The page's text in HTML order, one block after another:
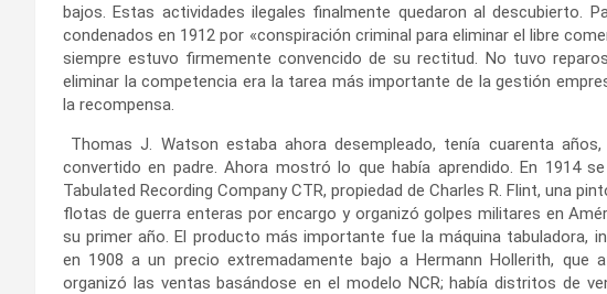
bajos. Estas actividades ilegales finalmente quedaron al descubierto.
condenados en 1912 por «conspiración criminal para eliminar el libre
siempre estuvo firmemente convencido de su rectitud. No tuvo
eliminar la competencia era la tarea más importante de la gestión
la recompensa.
Thomas J. Watson estaba ahora desempleado, tenía cuarenta
convertido en padre. Ahora mostró lo que había aprendido. En 1914
Tabulated Recording Company CTR, propiedad de Charles R. Flint, una
flotas de guerra enteras por encargo y organizó golpes militares en
su primer año. El producto más importante fue la máquina tabuladora,
en 1908 a un precio extremadamente bajo a Hermann Hollerith, que
organizó las ventas basándose en el modelo NCR; había distritos de